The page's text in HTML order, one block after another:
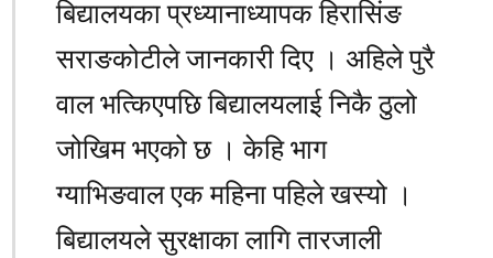
बिद्यालयका प्रध्यानाध्यापक हिरासिंङ
सराङकोटीले जानकारी दिए । अहिले पुरै
वाल भत्किएपछि बिद्यालयलाई निकै ठुलो
जोखिम भएको छ । केहि भाग
ग्याभिङवाल एक महिना पहिले खस्यो ।
बिद्यालयले सुरक्षाका लागि तारजाली